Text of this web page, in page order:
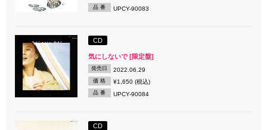
品 番 UPCY-90083
CD
気にしないで [限定盤]
発売日 2022.06.29
価 格 ¥1,650 (税込)
品 番 UPCY-90084
CD